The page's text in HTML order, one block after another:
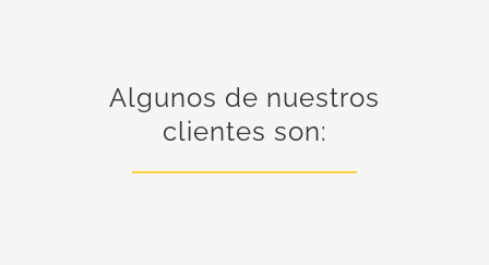
Algunos de nuestros
clientes son: